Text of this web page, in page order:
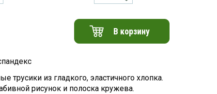
В корзину
трусики из гладкого, эластичного хлопка.
рисунок и полоска кружева.